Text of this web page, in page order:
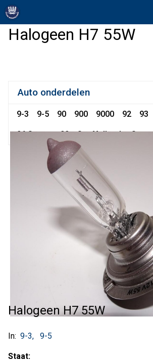
Halogeen H7 55W
Auto onderdelen
9-3 9-5 90 900 9000 92 93
96 Sonett 99 Snuffelhoek
Halogeen H7 55W
In: 9-3 9-5
Staat: